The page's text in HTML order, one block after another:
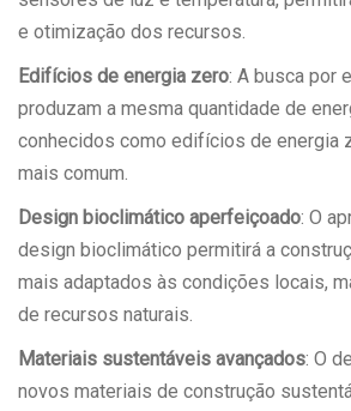
e otimização dos recursos.
Edifícios de energia zero: A busca por
produzam a mesma quantidade de
conhecidos como edifícios de energia
mais comum.
Design bioclimático aperfeiçoado: O
design bioclimático permitirá a
mais adaptados às condições locais,
de recursos naturais.
Materiais sustentáveis avançados: O
novos materiais de construção